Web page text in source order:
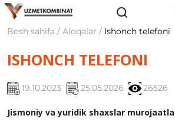
Bosh sahifa / Aloqalar / Ishonch telefoni
ISHONCH TELEFONI
19.10.2023 25.05.2026 26526
Jismoniy va yuridik shaxslar